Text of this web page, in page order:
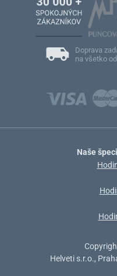
Doprava
na všetko
Naše
Helveti s.r.o.,